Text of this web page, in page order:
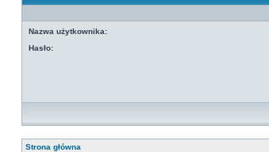
Nazwa użytkownika:
Hasło:
Strona główna